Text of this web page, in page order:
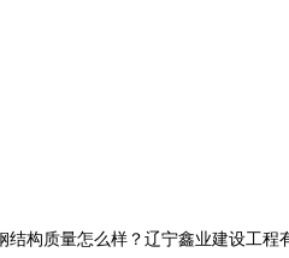
构质量怎么样？辽宁鑫业建设工